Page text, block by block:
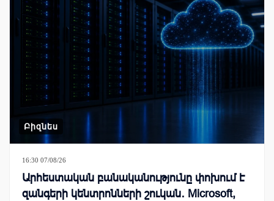
Բիզնես
16:30 07/08/26
Արհեստական բանականությունը փոխում է
զանգերի կենտրոնների շուկան․ Microsoft,